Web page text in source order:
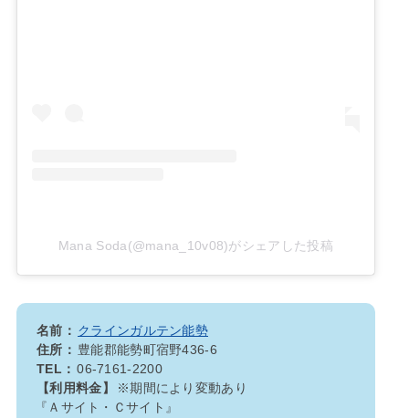
Mana Soda(@mana_10v08)がシェアした投稿
名前： クラインガルテン能勢
住所： 豊能郡能勢町宿野436-6
TEL： 06-7161-2200
【利用料金】
※期間により変動あり
『Ａサイト・Ｃサイト』